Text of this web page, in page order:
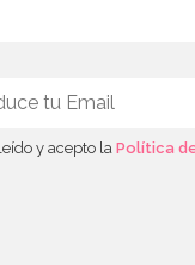
y acepto la Política